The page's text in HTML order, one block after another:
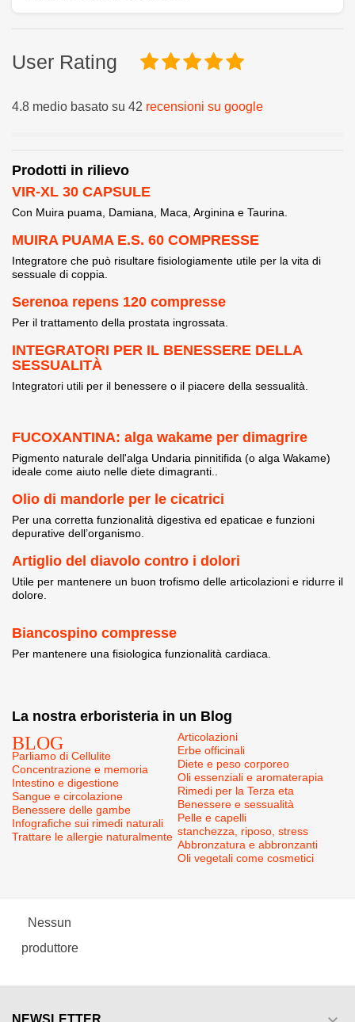
User Rating
4.8 medio basato su 42 recensioni su google
Prodotti in rilievo
VIR-XL 30 CAPSULE
Con Muira puama, Damiana, Maca, Arginina e Taurina.
MUIRA PUAMA E.S. 60 COMPRESSE
Integratore che può risultare fisiologiamente utile per la vita di
sessuale di coppia.
Serenoa repens 120 compresse
Per il trattamento della prostata ingrossata.
INTEGRATORI PER IL BENESSERE DELLA
SESSUALITÀ
Integratori utili per il benessere o il piacere della sessualità.
FUCOXANTINA: alga wakame per dimagrire
Pigmento naturale dell'alga Undaria pinnitifida (o alga Wakame)
ideale come aiuto nelle diete dimagranti..
Olio di mandorle per le cicatrici
Per una corretta funzionalità digestiva ed epaticae e funzioni
depurative dell’organismo.
Artiglio del diavolo contro i dolori
Utile per mantenere un buon trofismo delle articolazioni e ridurre il
dolore.
Biancospino compresse
Per mantenere una fisiologica funzionalità cardiaca.
La nostra erboristeria in un Blog
BLOG
Parliamo di Cellulite
Concentrazione e memoria
Intestino e digestione
Sangue e circolazione
Benessere delle gambe
Infografiche sui rimedi naturali
Trattare le allergie naturalmente
Articolazioni
Erbe officinali
Diete e peso corporeo
Oli essenziali e aromaterapia
Rimedi per la Terza eta
Benessere e sessualità
Pelle e capelli
stanchezza, riposo, stress
Abbronzatura e abbronzanti
Oli vegetali come cosmetici
Nessun
produttore